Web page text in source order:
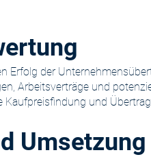
Erfolg der
Arbeitsverträge und
und
Umsetzung